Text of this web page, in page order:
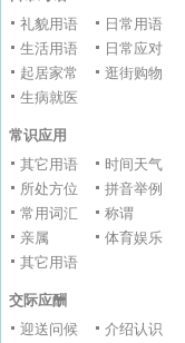
礼貌用语
日常用语
生活用语
日常应对
起居家常
逛街购物
生病就医
常识应用
其它用语
时间天气
所处方位
拼音举例
常用词汇
称谓
亲属
体育娱乐
其它用语
交际应酬
迎送问候
介绍认识